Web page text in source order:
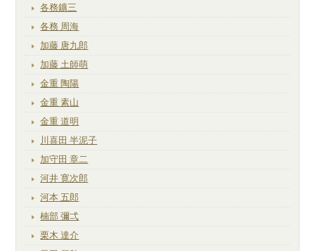
各務鑛三
各務 周海
加藤 唐九郎
加藤 土師萌
金重 陶陽
金重 素山
金重 道明
川喜田 半泥子
加守田 章二
河井 寛次郎
河本 五郎
楠部 彌弌
栗木 達介